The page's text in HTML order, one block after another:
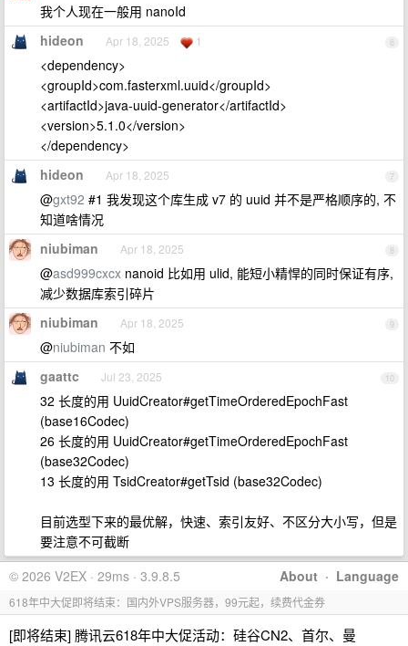
我个人现在一般用 nanoId
6
hideon Apr 18, 2025 1
<dependency>
<groupId>com.fasterxml.uuid</groupId>
<artifactId>java-uuid-generator</artifactId>
<version>5.1.0</version>
</dependency>
7
hideon Apr 18, 2025
@gxt92 #1 我发现这个库生成 v7 的 uuid 并不是严格顺序的, 不
知道啥情况
8
niubiman Apr 18, 2025
@asd999cxcx nanoid 比如用 ulid, 能短小精悍的同时保证有序,
减少数据库索引碎片
9
niubiman Apr 18, 2025
@niubiman 不如
10
gaattc Jul 23, 2025
32 长度的用 UuidCreator#getTimeOrderedEpochFast
(base16Codec)
26 长度的用 UuidCreator#getTimeOrderedEpochFast
(base32Codec)
13 长度的用 TsidCreator#getTsid (base32Codec)
目前选型下来的最优解，快速、索引友好、不区分大小写，但是
要注意不可截断
About · Language
© 2026 V2EX · 29ms · 3.9.8.5
618年中大促即将结束：国内外VPS服务器，99元起，续费代金券
[即将结束] 腾讯云618年中大促活动：硅谷CN2、首尔、曼